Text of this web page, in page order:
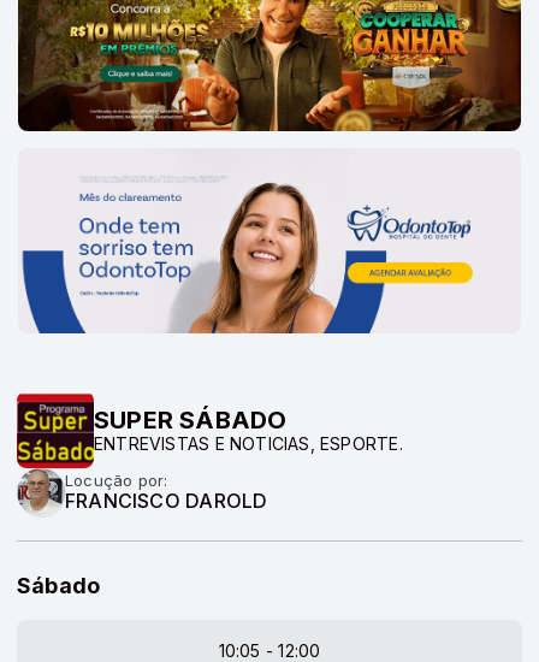
SUPER SÁBADO
ENTREVISTAS E NOTICIAS, ESPORTE.
Locução por:
FRANCISCO DAROLD
Sábado
10:05 - 12:00